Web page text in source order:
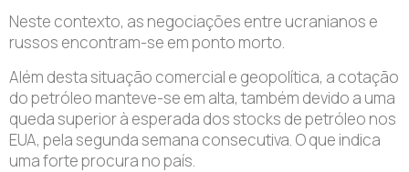
Neste contexto, as negociações entre ucranianos e
russos encontram-se em ponto morto.
Além desta situação comercial e geopolítica, a cotação
do petróleo manteve-se em alta, também devido a uma
queda superior à esperada dos stocks de petróleo nos
EUA, pela segunda semana consecutiva. O que indica
uma forte procura no país.